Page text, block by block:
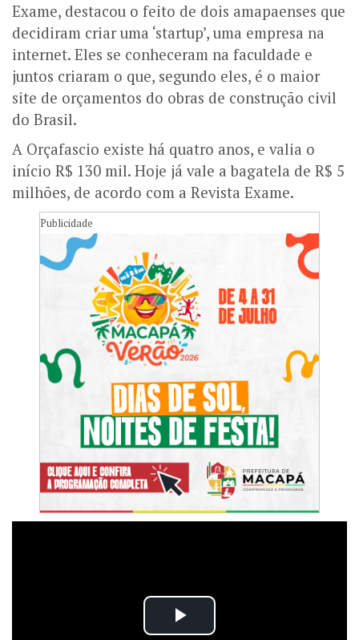
Exame, destacou o feito de dois amapaenses que
decidiram criar uma ‘startup’, uma empresa na
internet. Eles se conheceram na faculdade e
juntos criaram o que, segundo eles, é o maior
site de orçamentos do obras de construção civil
do Brasil.
A Orçafascio existe há quatro anos, e valia o
início R$ 130 mil. Hoje já vale a bagatela de R$ 5
milhões, de acordo com a Revista Exame.
Publicidade